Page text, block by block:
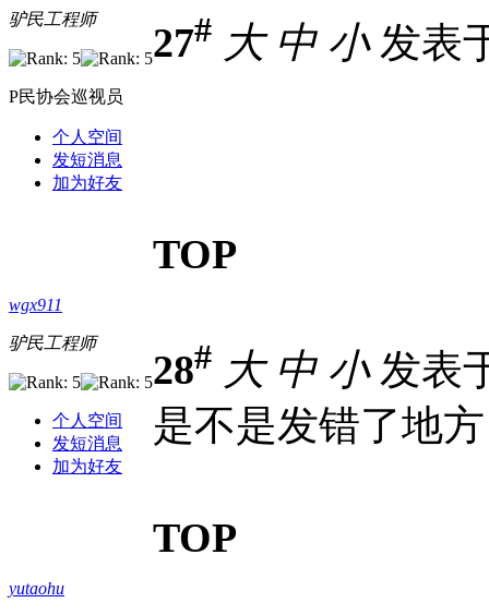
驴民工程师
P民协会巡视员
个人空间
发短消息
加为好友
27# 大 中 小发表
TOP
wgx911
驴民工程师
个人空间
发短消息
加为好友
28# 大 中 小发表
是不是发错了地
TOP
yutaohu